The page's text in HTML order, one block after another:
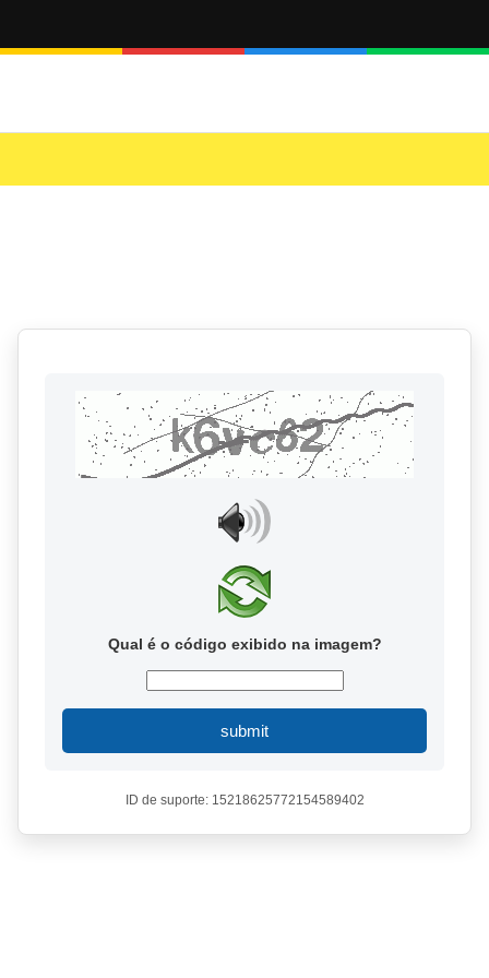
Qual é o código exibido na imagem?
submit
ID de suporte: 15218625772154589402